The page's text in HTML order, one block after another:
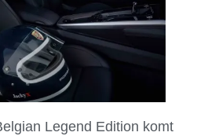
Legend Edition komt